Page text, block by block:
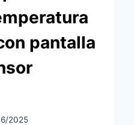
pantalla
2025